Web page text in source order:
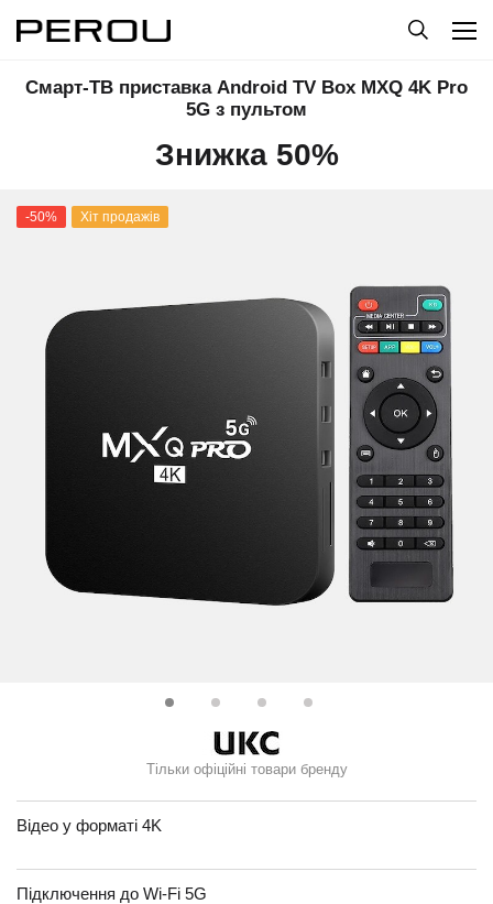
Смарт-ТВ приставка Android TV Box MXQ 4K Pro
5G з пультом
Знижка 50%
-50% Хіт продажів
Тільки офіційні товари бренду
Відео у форматі 4K
Підключення до Wi-Fi 5G